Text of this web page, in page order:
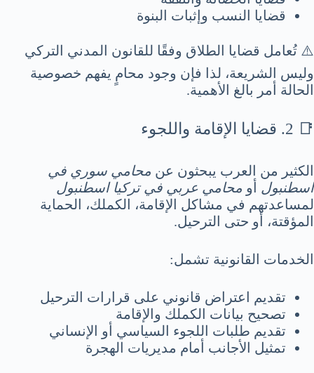
قضايا النسب وإثبات البنوة
⚠️ تُعامل قضايا الطلاق وفقًا للقانون المدني التركي
وليس الشريعة، لذا فإن وجود محامٍ يفهم خصوصية
الحالة أمر بالغ الأهمية.
📑 2. قضايا الإقامة واللجوء
الكثير من العرب يبحثون عن محامي سوري في
اسطنبول أو محامي عربي في تركيا اسطنبول
لمساعدتهم في مشاكل الإقامة، الكملك، الحماية
المؤقتة، أو حتى الترحيل.
الخدمات القانونية تشمل:
تقديم اعتراض قانوني على قرارات الترحيل
تصحيح بيانات الكملك والإقامة
تقديم طلبات اللجوء السياسي أو الإنساني
تمثيل الأجانب أمام مديريات الهجرة